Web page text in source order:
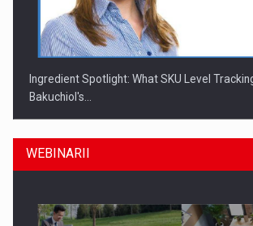
Ingredient Spotlight: What SKU Level
Bakuchiol's…
WEBINARII